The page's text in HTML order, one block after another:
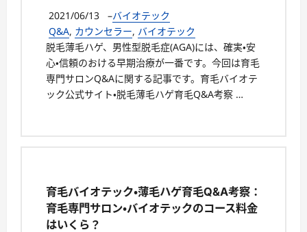
2021/06/13 –バイオテック
Q&A, カウンセラー, バイオテック
脱毛薄毛ハゲ、男性型脱毛症(AGA)には、確実・安
心・信頼のおける早期治療が一番です。今回は育毛
専門サロンQ&Aに関する記事です。育毛バイオテ
ック公式サイト・脱毛薄毛ハゲ育毛Q&A考察 …
育毛バイオテック・薄毛ハゲ育毛Q&A考察：
育毛専門サロン・バイオテックのコース料金
はいくら？